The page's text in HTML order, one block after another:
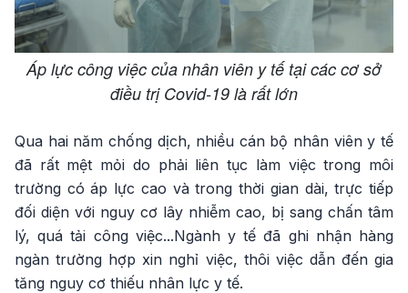
Áp lực công việc của nhân viên y tế tại các cơ sở
điều trị Covid-19 là rất lớn
Qua hai năm chống dịch, nhiều cán bộ nhân viên y tế
đã rất mệt mỏi do phải liên tục làm việc trong môi
trường có áp lực cao và trong thời gian dài, trực tiếp
đối diện với nguy cơ lây nhiễm cao, bị sang chấn tâm
lý, quá tải công việc...Ngành y tế đã ghi nhận hàng
ngàn trường hợp xin nghỉ việc, thôi việc dẫn đến gia
tăng nguy cơ thiếu nhân lực y tế.